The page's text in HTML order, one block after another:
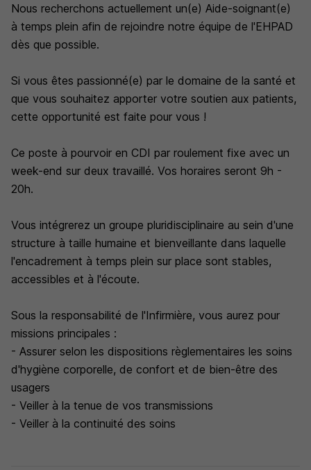
Nous recherchons actuellement un(e) Aide-soignant(e)
à temps plein afin de rejoindre notre équipe de l'EHPAD
dès que possible.
Si vous êtes passionné(e) par le domaine de la santé et
que vous souhaitez apporter votre soutien aux patients,
cette opportunité est faite pour vous !
Ce poste à pourvoir en CDI par roulement fixe avec un
week-end sur deux travaillé. Vos horaires seront 9h -
20h.
Vous intégrerez un groupe pluridisciplinaire au sein d'une
structure à taille humaine et bienveillante dans laquelle
l'encadrement à temps plein sur place sont stables,
accessibles et à l'écoute.
Sous la responsabilité de l'Infirmière, vous aurez pour
missions principales :
- Assurer selon les dispositions règlementaires les soins
d'hygiène corporelle, de confort et de bien-être des
usagers
- Veiller à la tenue de vos transmissions
- Veiller à la continuité des soins